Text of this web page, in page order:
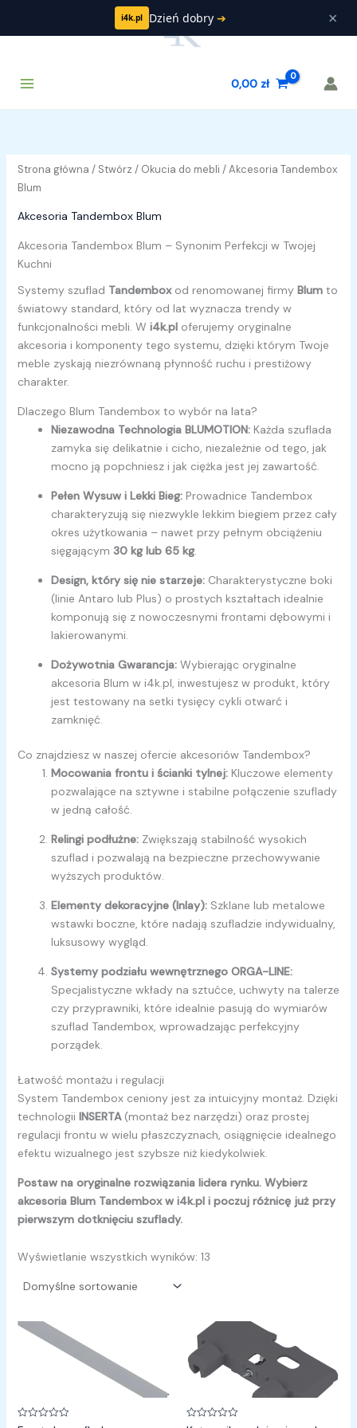
0,00 zł
Strona główna / Stwórz / Okucia do mebli / Akcesoria Tandembox
Blum
Akcesoria Tandembox Blum
Akcesoria Tandembox Blum – Synonim Perfekcji w Twojej
Kuchni
Systemy szuflad Tandemboxod renomowanej firmy Blumto
światowy standard, który od lat wyznacza trendy w
funkcjonalności mebli. W i4k.ploferujemy oryginalne
akcesoria i komponenty tego systemu, dzięki którym Twoje
meble zyskają niezrównaną płynność ruchu i prestiżowy
charakter.
Dlaczego Blum Tandembox to wybór na lata?
Niezawodna Technologia BLUMOTION:Każda szuflada
zamyka się delikatnie i cicho, niezależnie od tego, jak
mocno ją popchniesz i jak ciężka jest jej zawartość.
Pełen Wysuw i Lekki Bieg:Prowadnice Tandembox
charakteryzują się niezwykle lekkim biegiem przez cały
okres użytkowania – nawet przy pełnym obciążeniu
sięgającym 30 kg lub 65 kg.
Design, który się nie starzeje:Charakterystyczne boki
(linie Antaro lub Plus) o prostych kształtach idealnie
komponują się z nowoczesnymi frontami dębowymi i
lakierowanymi.
Dożywotnia Gwarancja:Wybierając oryginalne
akcesoria Blum w i4k.pl, inwestujesz w produkt, który
jest testowany na setki tysięcy cykli otwarć i
zamknięć.
Co znajdziesz w naszej ofercie akcesoriów Tandembox?
Mocowania frontu i ścianki tylnej:Kluczowe elementy
pozwalające na sztywne i stabilne połączenie szuflady
w jedną całość.
Relingi podłużne:Zwiększają stabilność wysokich
szuflad i pozwalają na bezpieczne przechowywanie
wyższych produktów.
Elementy dekoracyjne (Inlay):Szklane lub metalowe
wstawki boczne, które nadają szufladzie indywidualny,
luksusowy wygląd.
Systemy podziału wewnętrznego ORGA-LINE:
Specjalistyczne wkłady na sztućce, uchwyty na talerze
czy przyprawniki, które idealnie pasują do wymiarów
szuflad Tandembox, wprowadzając perfekcyjny
porządek.
Łatwość montażu i regulacji
System Tandembox ceniony jest za intuicyjny montaż. Dzięki
technologii INSERTA(montaż bez narzędzi) oraz prostej
regulacji frontu w wielu płaszczyznach, osiągnięcie idealnego
efektu wizualnego jest szybsze niż kiedykolwiek.
Postaw na oryginalne rozwiązania lidera rynku. Wybierz
akcesoria Blum Tandembox w i4k.pl i poczuj różnicę już przy
pierwszym dotknięciu szuflady.
Wyświetlanie wszystkich wyników: 13
Oceniono Oceniono
i4k.pl Dzień dobry ➔ ×